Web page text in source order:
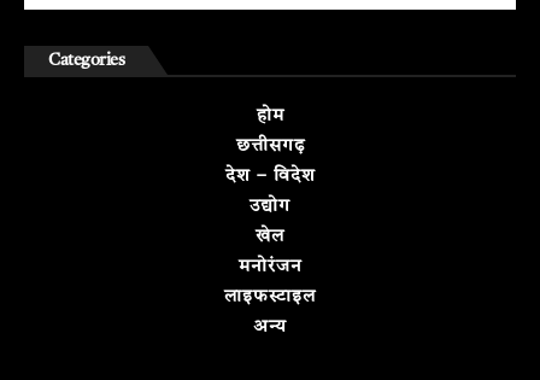
Categories
होम
छत्तीसगढ़
देश – विदेश
उद्योग
खेल
मनोरंजन
लाइफस्टाइल
अन्य